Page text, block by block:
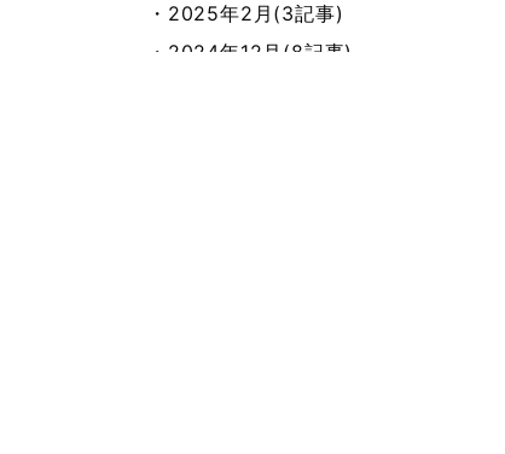
・2025年2月(3記事)
・2024年12月(8記事)